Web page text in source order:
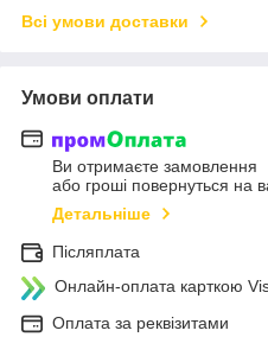
Всі умови доставки
Умови оплати
Ви отримаєте замовлення
або гроші повернуться на
Детальніше
Післяплата
Онлайн-оплата карткою
Оплата за реквізитами